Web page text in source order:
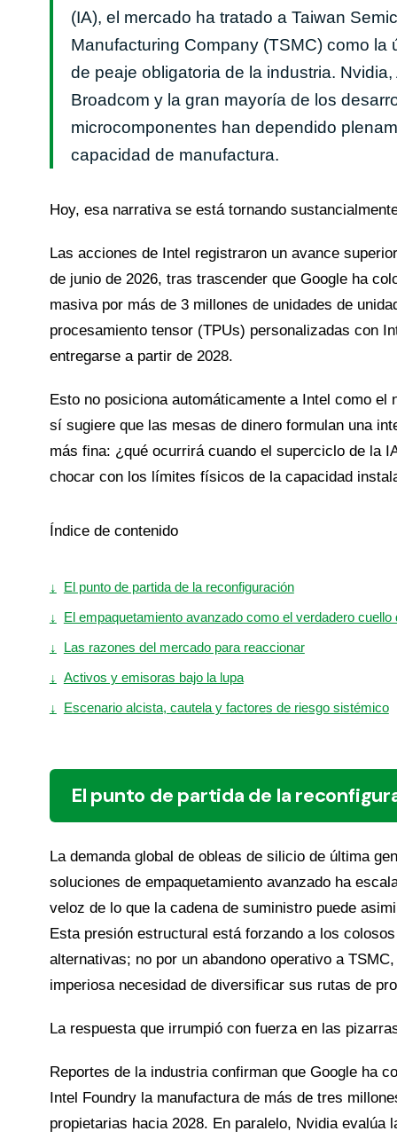
(IA), el mercado ha tratado a Taiwan
Manufacturing Company (TSMC) como la
de peaje obligatoria de la industria. Nvidia,
Broadcom y la gran mayoría de los
microcomponentes han dependido
capacidad de manufactura.
Hoy, esa narrativa se está tornando
Las acciones de Intel registraron un avance
de junio de 2026, tras trascender que Google ha
masiva por más de 3 millones de unidades de
procesamiento tensor (TPUs) personalizadas con
entregarse a partir de 2028.
Esto no posiciona automáticamente a Intel como el
sí sugiere que las mesas de dinero formulan una
más fina: ¿qué ocurrirá cuando el superciclo de la
chocar con los límites físicos de la capacidad
Índice de contenido
↓
El punto de partida de la reconfiguración
↓
El empaquetamiento avanzado como el verdadero cuello
↓
Las razones del mercado para reaccionar
↓ Activos y emisoras bajo la lupa
↓
Escenario alcista, cautela y factores de riesgo sistémico
El punto de partida de la
La demanda global de obleas de silicio de última
soluciones de empaquetamiento avanzado ha
veloz de lo que la cadena de suministro puede
Esta presión estructural está forzando a los
alternativas; no por un abandono operativo a
imperiosa necesidad de diversificar sus rutas de
La respuesta que irrumpió con fuerza en las
Reportes de la industria confirman que Google ha
Intel Foundry la manufactura de más de tres
propietarias hacia 2028. En paralelo, Nvidia evalúa